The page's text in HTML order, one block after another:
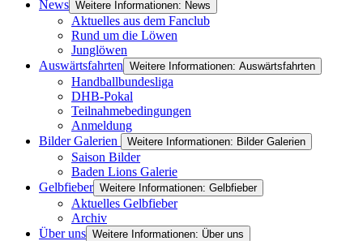
News Weitere Informationen: News
Aktuelles aus dem Fanclub
Rund um die Löwen
Junglöwen
Auswärtsfahrten Weitere Informationen: Auswärtsfahrten
Handballbundesliga
DHB-Pokal
Teilnahmebedingungen
Anmeldung
Bilder Galerien
Weitere Informationen: Bilder Galerien
Saison Bilder
Baden Lions Galerie
Gelbfieber Weitere Informationen: Gelbfieber
Aktuelles Gelbfieber
Archiv
Über uns Weitere Informationen: Über uns